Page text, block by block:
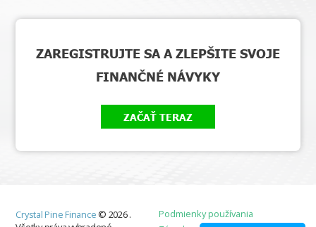
ZAREGISTRUJTE SA A ZLEPŠITE SVOJE
FINANČNÉ NÁVYKY
ZAČAŤ TERAZ
Crystal Pine Finance © 2026.
Podmienky používania